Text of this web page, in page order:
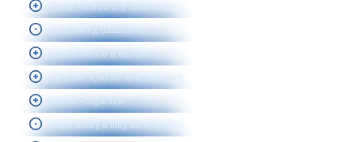
Ferity, náhrad.díly spotřebiče
Kalkulačky, databanky
Meteostanice a teploměry
MP3 ,MP4,audio syst.,Bluetooh
Nářadí- organizér
Papír sáčky a filtry do vysavačů